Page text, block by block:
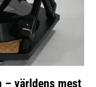
– världens mest